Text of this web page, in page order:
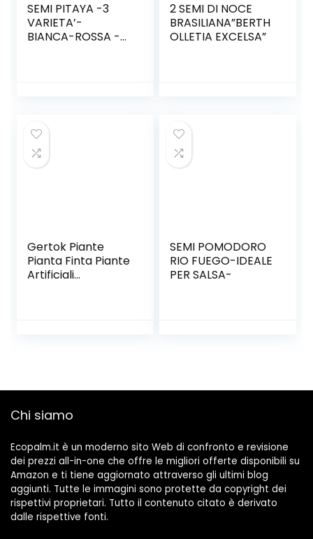
SEMI PITAYA -3
VARIETA’-
BIANCA-ROSSA -
2 SEMI DI NOCE
BRASILIANA”BERTH
OLLETIA EXCELSA”
Gertok Piante
Pianta Finta Piante
Artificiali
SEMI POMODORO
RIO FUEGO-IDEALE
PER SALSA-
Chi siamo
Ecopalm.it è un moderno sito Web di confronto e revisione
dei prezzi all-in-one che offre le migliori offerte disponibili su
Amazon e ti tiene aggiornato attraverso gli ultimi blog
aggiunti. Tutte le immagini sono protette da copyright dei
rispettivi proprietari. Tutto il contenuto citato è derivato
dalle rispettive fonti.